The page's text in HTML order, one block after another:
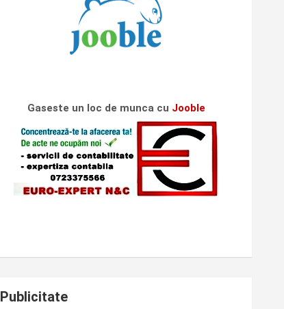
Gaseste un loc de munca cu Jooble
Publicitate